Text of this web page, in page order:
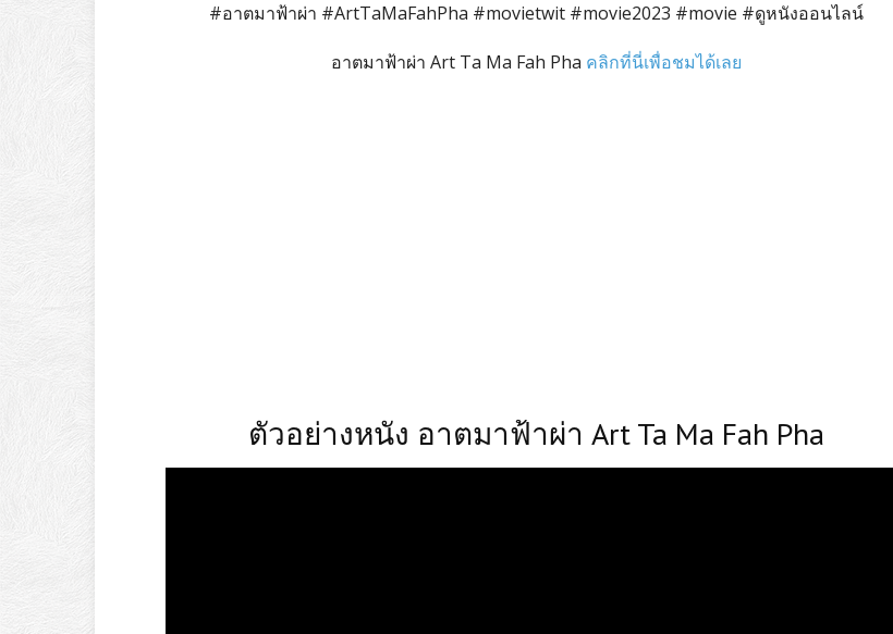
#อาตมาฟ้าผ่า #ArtTaMaFahPha #movietwit #movie2023 #movie #ดูหนังออนไลน์
อาตมาฟ้าผ่า Art Ta Ma Fah Pha คลิกที่นี่เพื่อชมได้เลย
ตัวอย่างหนัง อาตมาฟ้าผ่า Art Ta Ma Fah Pha